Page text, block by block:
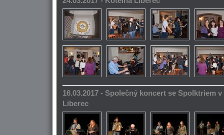
16.03.2017 - Společný koncert se Spolktriem
Liberec